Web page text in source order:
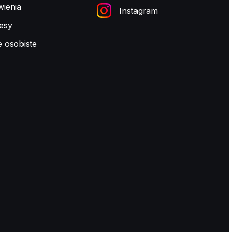
osobiste
Instagram